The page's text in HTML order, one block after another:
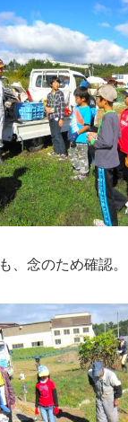
も、念のため確認。